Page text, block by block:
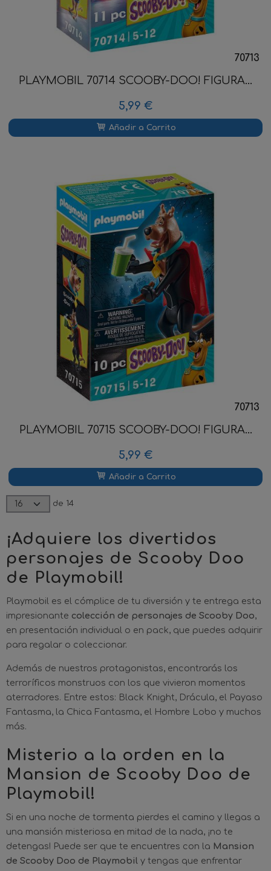
70713
PLAYMOBIL 70714 SCOOBY-DOO! FIGURA...
5,99 €
Añadir a Carrito
70713
PLAYMOBIL 70715 SCOOBY-DOO! FIGURA...
5,99 €
Añadir a Carrito
de 14
¡Adquiere los divertidos
personajes de Scooby Doo
de Playmobil!
Playmobil es el cómplice de tu diversión y te entrega esta
impresionante colección de personajes de Scooby Doo,
en presentación individual o en pack, que puedes adquirir
para regalar o coleccionar.
Además de nuestros protagonistas, encontrarás los
terroríficos monstruos con los que vivieron momentos
aterradores. Entre estos: Black Knight, Drácula, el Payaso
Fantasma, la Chica Fantasma, el Hombre Lobo y muchos
más.
Misterio a la orden en la
Mansion de Scooby Doo de
Playmobil!
Si en una noche de tormenta pierdes el camino y llegas a
una mansión misteriosa en mitad de la nada, ¡no te
detengas! Puede ser que te encuentres con la Mansion
de Scooby Doo de Playmobil y tengas que enfrentar